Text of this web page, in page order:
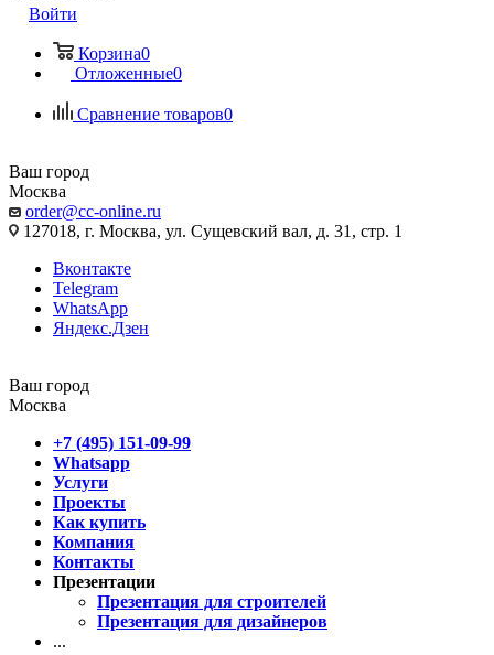
Войти
Корзина0
Отложенные0
Сравнение товаров0
Ваш город
Москва
order@cc-online.ru
127018, г. Москва, ул. Сущевский вал, д. 31, стр. 1
Вконтакте
Telegram
WhatsApp
Яндекс.Дзен
Ваш город
Москва
+7 (495) 151-09-99
Whatsapp
Услуги
Проекты
Как купить
Компания
Контакты
Презентации
Презентация для строителей
Презентация для дизайнеров
...